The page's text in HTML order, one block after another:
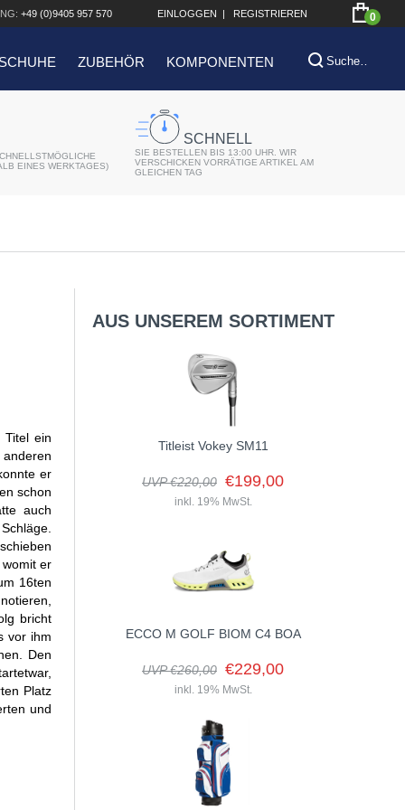
+49 (0)9405 957 570 EINLOGGEN | REGISTRIEREN 0
ZUBEHÖR KOMPONENTEN
EINES WERKTAGES)
SCHNELL
SIE BESTELLEN BIS 13:00 UHR. WIR
VERSCHICKEN VORRÄTIGE ARTIKEL AM
GLEICHEN TAG
ein
er
schon
auch
er
16ten
bricht
vor ihm
Den
Platz
und
AUS UNSEREM SORTIMENT
Titleist Vokey SM11
UVP €220,00 €199,00
inkl. 19% MwSt.
ECCO M GOLF BIOM C4 BOA
UVP €260,00 €229,00
inkl. 19% MwSt.